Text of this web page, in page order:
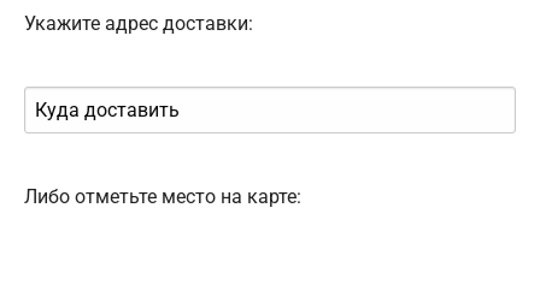
Укажите адрес доставки:
Либо отметьте место на карте: